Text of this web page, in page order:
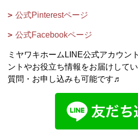
公式Pinterestページ
公式Facebookページ
ミヤワキホームLINE公式アカウン
ントやお役立ち情報をお届けして
質問・お申し込みも可能です♬